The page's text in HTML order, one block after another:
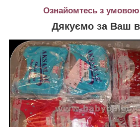
Ознайомтесь з умовою
Дякуємо за Ваш